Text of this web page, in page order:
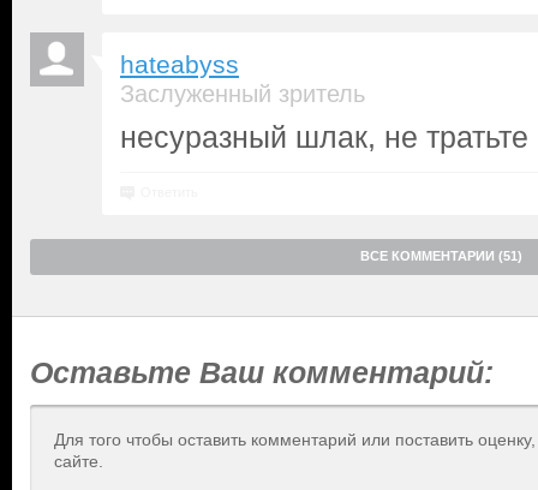
hateabyss
Заслуженный зритель
несуразный шлак, не
ВСЕ КОММЕНТАРИИ (51)
Оставьте Ваш комментарий:
Для того чтобы оставить комментарий или поставить
сайте.